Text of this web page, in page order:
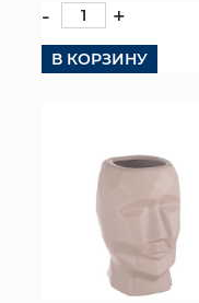
- +
В КОРЗИНУ